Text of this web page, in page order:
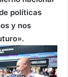
políticas
y nos